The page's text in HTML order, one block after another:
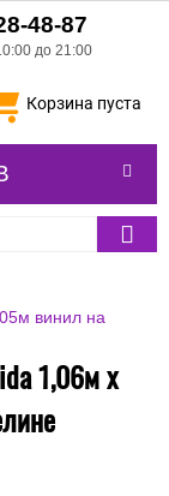
48-87
до 21:00
Корзина пуста
винил на
1,06м х